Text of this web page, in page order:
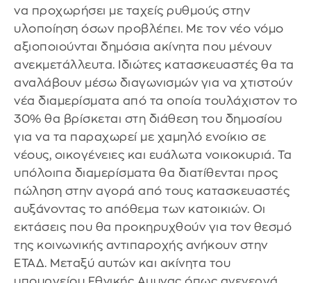
να προχωρήσει με ταχείς ρυθμούς στην
υλοποίηση όσων προβλέπει. Με τον νέο νόμο
αξιοποιούνται δημόσια ακίνητα που μένουν
ανεκμετάλλευτα. Ιδιώτες κατασκευαστές θα τα
αναλάβουν μέσω διαγωνισμών για να χτιστούν
νέα διαμερίσματα από τα οποία τουλάχιστον το
30% θα βρίσκεται στη διάθεση του δημοσίου
για να τα παραχωρεί με χαμηλό ενοίκιο σε
νέους, οικογένειες και ευάλωτα νοικοκυριά. Τα
υπόλοιπα διαμερίσματα θα διατίθενται προς
πώληση στην αγορά από τους κατασκευαστές
αυξάνοντας το απόθεμα των κατοικιών. Οι
εκτάσεις που θα προκηρυχθούν για τον θεσμό
της κοινωνικής αντιπαροχής ανήκουν στην
ΕΤΑΔ. Μεταξύ αυτών και ακίνητα του